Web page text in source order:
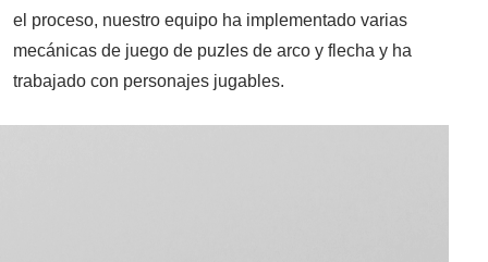
el proceso, nuestro equipo ha implementado varias
mecánicas de juego de puzles de arco y flecha y ha
trabajado con personajes jugables.